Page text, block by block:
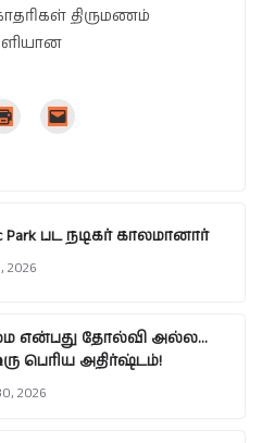
திருமணம்
Park பட நடிகர் காலமானார்
2026
என்பது தோல்வி அல்ல…
பெரிய அதிர்ஷ்டம்!
2026